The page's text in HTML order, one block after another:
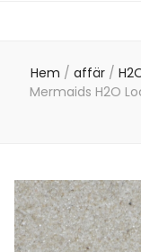
Hem / affär /
Mermaids H2O